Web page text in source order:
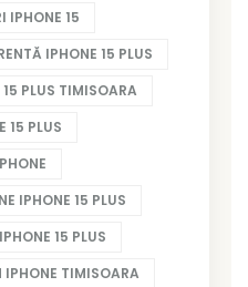
IPHONE 15
IPHONE 15 PLUS
PLUS TIMISOARA
15 PLUS
IPHONE 15 PLUS
15 PLUS
IPHONE TIMISOARA